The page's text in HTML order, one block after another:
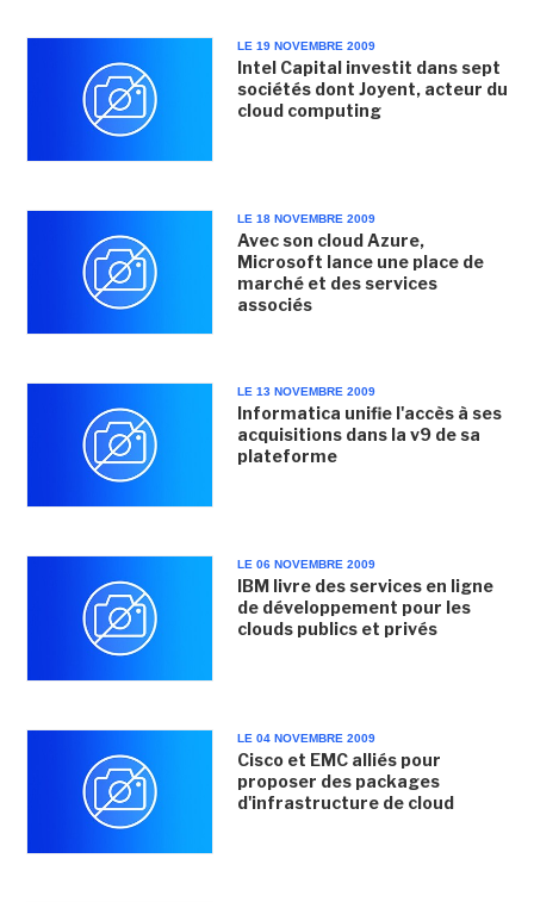
LE 19 NOVEMBRE 2009
Intel Capital investit dans sept
sociétés dont Joyent, acteur du
cloud computing
LE 18 NOVEMBRE 2009
Avec son cloud Azure,
Microsoft lance une place de
marché et des services
associés
LE 13 NOVEMBRE 2009
Informatica unifie l'accès à ses
acquisitions dans la v9 de sa
plateforme
LE 06 NOVEMBRE 2009
IBM livre des services en ligne
de développement pour les
clouds publics et privés
LE 04 NOVEMBRE 2009
Cisco et EMC alliés pour
proposer des packages
d'infrastructure de cloud